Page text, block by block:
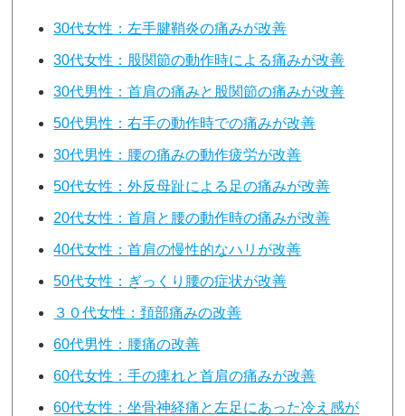
30代女性：左手腱鞘炎の痛みが改善
30代女性：股関節の動作時による痛みが改善
30代男性：首肩の痛みと股関節の痛みが改善
50代男性：右手の動作時での痛みが改善
30代男性：腰の痛みの動作疲労が改善
50代女性：外反母趾による足の痛みが改善
20代女性：首肩と腰の動作時の痛みが改善
40代女性：首肩の慢性的なハリが改善
50代女性：ぎっくり腰の症状が改善
３０代女性：頚部痛みの改善
60代男性：腰痛の改善
60代女性：手の痺れと首肩の痛みが改善
60代女性：坐骨神経痛と左足にあった冷え感が